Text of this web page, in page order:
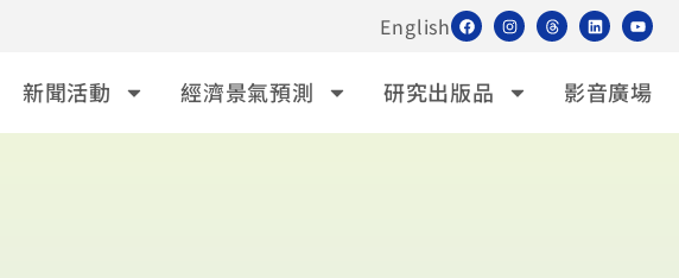
English
新聞活動 經濟景氣預測 研究出版品 影音廣場